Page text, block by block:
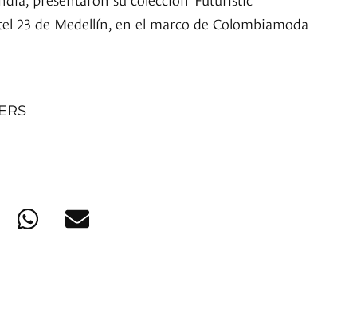
23 de Medellín, en el marco de Colombiamoda